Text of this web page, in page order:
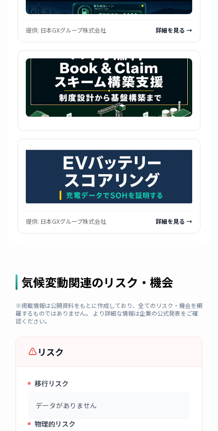
提供: 日本GXグループ株式会社 詳細を見る →
提供: 日本GXグループ株式会社 詳細を見る →
気候変動関連のリスク・機会
※掲載情報は公開資料をもとに作成しており、全てのリスク・機会を網
羅するものではありません。 より詳細な情報は企業の公式発表をご確
認ください。
リスク
移行リスク
データがありません
物理的リスク